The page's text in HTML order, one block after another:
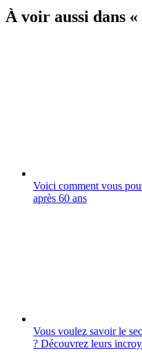
À voir aussi dans
Voici comment vous
après 60 ans
Vous voulez savoir le
? Découvrez leurs